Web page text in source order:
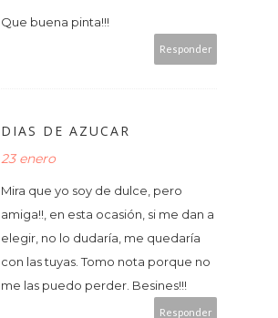
Que buena pinta!!!
Responder
DIAS DE AZUCAR
23 enero
Mira que yo soy de dulce, pero
amiga!!, en esta ocasión, si me dan a
elegir, no lo dudaría, me quedaría
con las tuyas. Tomo nota porque no
me las puedo perder. Besines!!!
Responder